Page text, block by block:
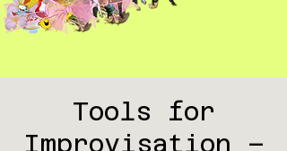
Tools for
Improvisation –